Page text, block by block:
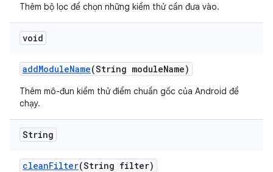
Thêm bộ lọc để chọn những kiểm thử cần đưa vào.
void
addModuleName(String moduleName)
Thêm mô-đun kiểm thử điểm chuẩn gốc của Android để
chạy.
String
cleanFilter(String filter)